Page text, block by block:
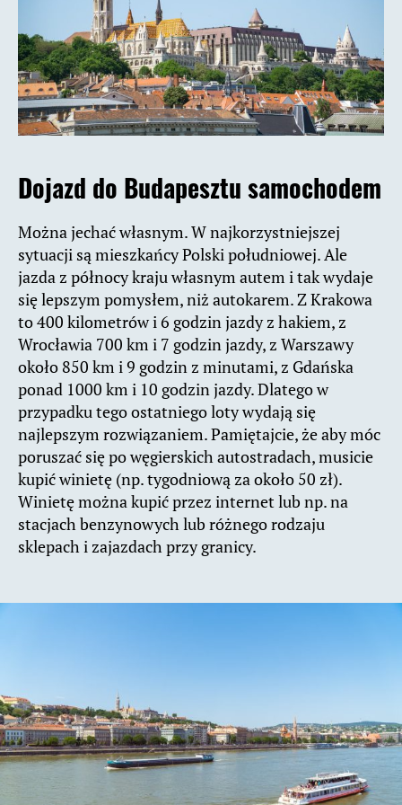
Dojazd do Budapesztu samochodem
Można jechać własnym. W najkorzystniejszej
sytuacji są mieszkańcy Polski południowej. Ale
jazda z północy kraju własnym autem i tak wydaje
się lepszym pomysłem, niż autokarem. Z Krakowa
to 400 kilometrów i 6 godzin jazdy z hakiem, z
Wrocławia 700 km i 7 godzin jazdy, z Warszawy
około 850 km i 9 godzin z minutami, z Gdańska
ponad 1000 km i 10 godzin jazdy. Dlatego w
przypadku tego ostatniego loty wydają się
najlepszym rozwiązaniem. Pamiętajcie, że aby móc
poruszać się po węgierskich autostradach, musicie
kupić winietę (np. tygodniową za około 50 zł).
Winietę można kupić przez internet lub np. na
stacjach benzynowych lub różnego rodzaju
sklepach i zajazdach przy granicy.